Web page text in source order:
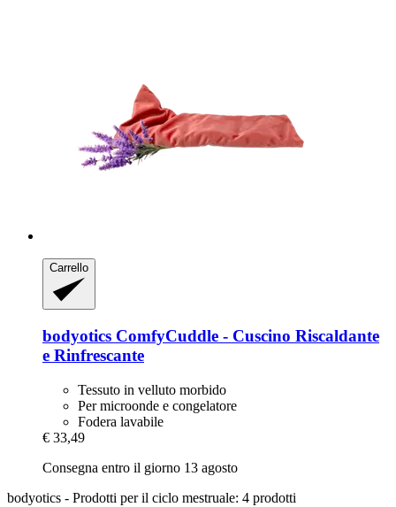
Carrello
bodyotics ComfyCuddle -​ Cuscino Riscaldante
e Rinfrescante
Tessuto in velluto morbido
Per microonde e congelatore
Fodera lavabile
€ 33,49
Consegna entro il giorno 13 agosto
bodyotics - Prodotti per il ciclo mestruale: 4 prodotti